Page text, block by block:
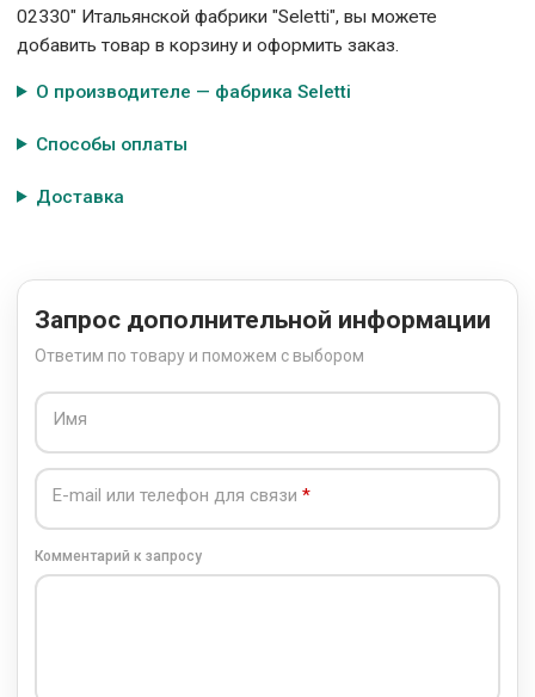
02330" Итальянской фабрики "Seletti", вы можете
добавить товар в корзину и оформить заказ.
О производителе — фабрика Seletti
Способы оплаты
Доставка
Запрос дополнительной информации
Ответим по товару и поможем с выбором
Имя
E-mail или телефон для связи
Комментарий к запросу